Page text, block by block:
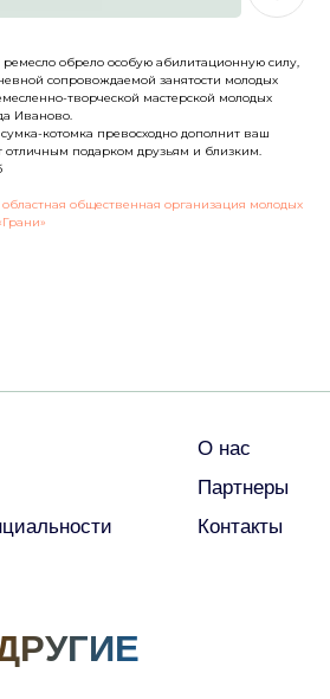
обрело особую абилитационную силу,
сопровождаемой занятости молодых
творческой мастерской молодых
Иваново.
котомка превосходно дополнит ваш
отличным подарком друзьям и близким.
общественная организация молодых
О нас
Партнеры